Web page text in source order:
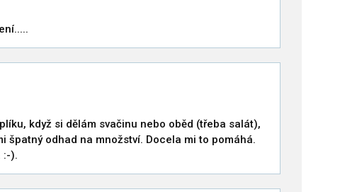
když si dělám svačinu nebo oběd (třeba salát),
špatný odhad na množství. Docela mi to pomáhá.
:-).